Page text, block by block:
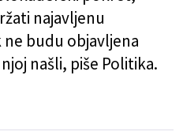
najavljenu
budu objavljena
našli, piše Politika.